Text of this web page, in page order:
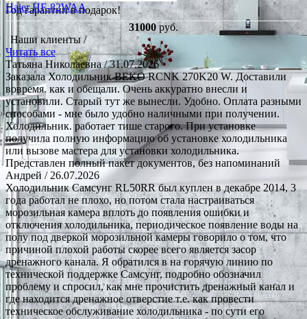
Год гарантии в подарок!
Haier HF-82WAA
31000 руб.
Наши клиенты /
Читать все
Татьяна Николаевна/ 31.07.2026
Заказала Холодильник BEKO RCNK 270K20 W. Доставили
вовремя. как и обещали. Очень аккуратно внесли и
установили. Старый тут же вынесли. Удобно. Оплата разными
способами - мне было удобно наличными при получении.
Холодильник. работает тише старого. При установке
получила полную информацию об установке холодильника
или вызове мастера для установки холодильника.
Представлен полный пакет документов, без напоминаний
Андрей / 26.07.2026
Холодильник Самсунг RL50RR был куплен в декабре 2014, 3
года работал не плохо, но потом стала настраиваться
морозильная камера вплоть до появления ошибки и
отключения холодильника, периодическое появление воды на
полу под дверкой морозильной камеры говорило о том, что
причиной плохой работы скорее всего является засор
дренажного канала. Я обратился в на горячую линию по
технической поддержке Самсунг, подробно обозначил
проблему и спросил, как мне прочистить дренажный канал и
где находится дренажное отверстие т.е. как провести
техническое обслуживание холодильника - по сути его